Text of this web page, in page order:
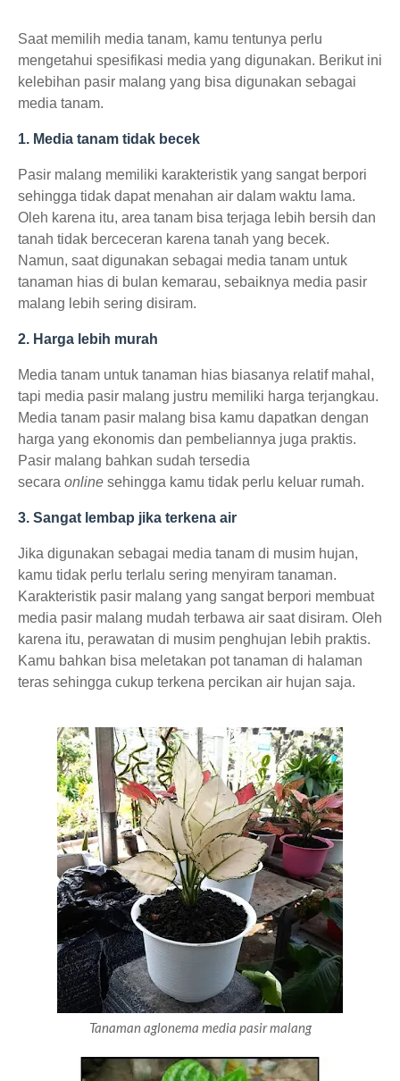
Saat memilih media tanam, kamu tentunya perlu
mengetahui spesifikasi media yang digunakan. Berikut ini
kelebihan pasir malang yang bisa digunakan sebagai
media tanam.
1. Media tanam tidak becek
Pasir malang memiliki karakteristik yang sangat berpori
sehingga tidak dapat menahan air dalam waktu lama.
Oleh karena itu, area tanam bisa terjaga lebih bersih dan
tanah tidak berceceran karena tanah yang becek.
Namun, saat digunakan sebagai media tanam untuk
tanaman hias di bulan kemarau, sebaiknya media pasir
malang lebih sering disiram.
2. Harga lebih murah
Media tanam untuk tanaman hias biasanya relatif mahal,
tapi media pasir malang justru memiliki harga terjangkau.
Media tanam pasir malang bisa kamu dapatkan dengan
harga yang ekonomis dan pembeliannya juga praktis.
Pasir malang bahkan sudah tersedia
secara online sehingga kamu tidak perlu keluar rumah.
3. Sangat lembap jika terkena air
Jika digunakan sebagai media tanam di musim hujan,
kamu tidak perlu terlalu sering menyiram tanaman.
Karakteristik pasir malang yang sangat berpori membuat
media pasir malang mudah terbawa air saat disiram. Oleh
karena itu, perawatan di musim penghujan lebih praktis.
Kamu bahkan bisa meletakan pot tanaman di halaman
teras sehingga cukup terkena percikan air hujan saja.
Tanaman aglonema media pasir malang